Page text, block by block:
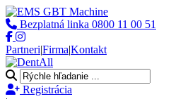
Bezplatná linka 0800 11 00 51
Partneri|Firma|Kontakt
Registrácia